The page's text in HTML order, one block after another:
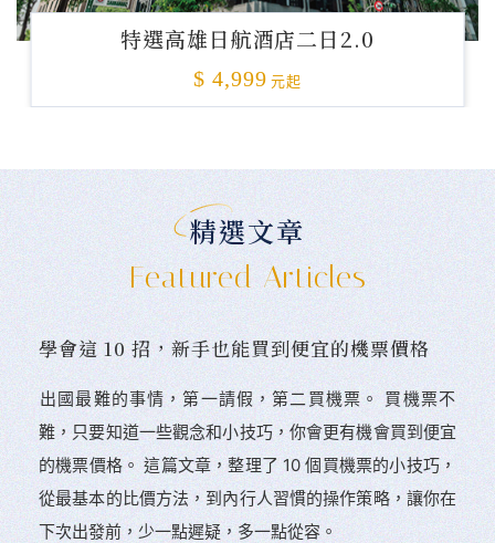
特選高雄日航酒店二日2.0
$ 4,999 元起
精選文章
Featured Articles
學會這 10 招，新手也能買到便宜的機票價格
󠀠出國最難的事情，第一請假，第二買機票。 󠀠買機票不
難，只要知道一些觀念和小技巧，你會更有機會買到便宜
的機票價格。 這篇文章，整理了 10 個買機票的小技巧，
從最基本的比價方法，到內行人習慣的操作策略，讓你在
下次出發前，少一點遲疑，多一點從容。